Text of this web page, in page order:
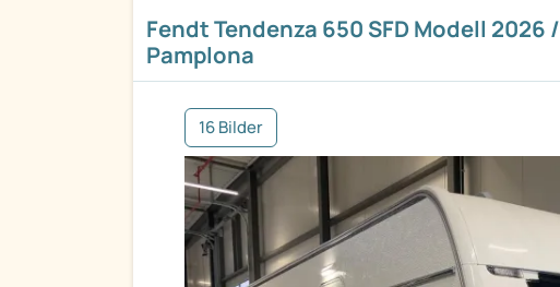
Fendt Tendenza 650 SFD Modell 2026
Pamplona
16 Bilder